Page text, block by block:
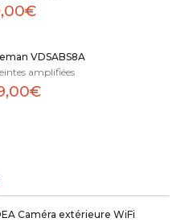
VDSABS8A
amplifiées
Caméra extérieure WiFi